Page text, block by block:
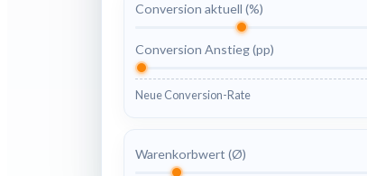
Conversion aktuell (%)
Conversion Anstieg (pp)
Neue Conversion-Rate
Warenkorbwert (Ø)